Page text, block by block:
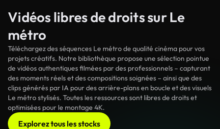
Vidéos libres de droits sur Le
métro
Téléchargez des séquences Le métro de qualité cinéma pour vos
projets créatifs. Notre bibliothèque propose une sélection pointue
de vidéos authentiques filmées par des professionnels – capturant
des moments réels et des compositions soignées – ainsi que des
clips générés par IA pour des arrière-plans en boucle et des visuels
Le métro stylisés. Toutes les ressources sont libres de droits et
optimisées pour le montage 4K.
Explorez tous les stocks